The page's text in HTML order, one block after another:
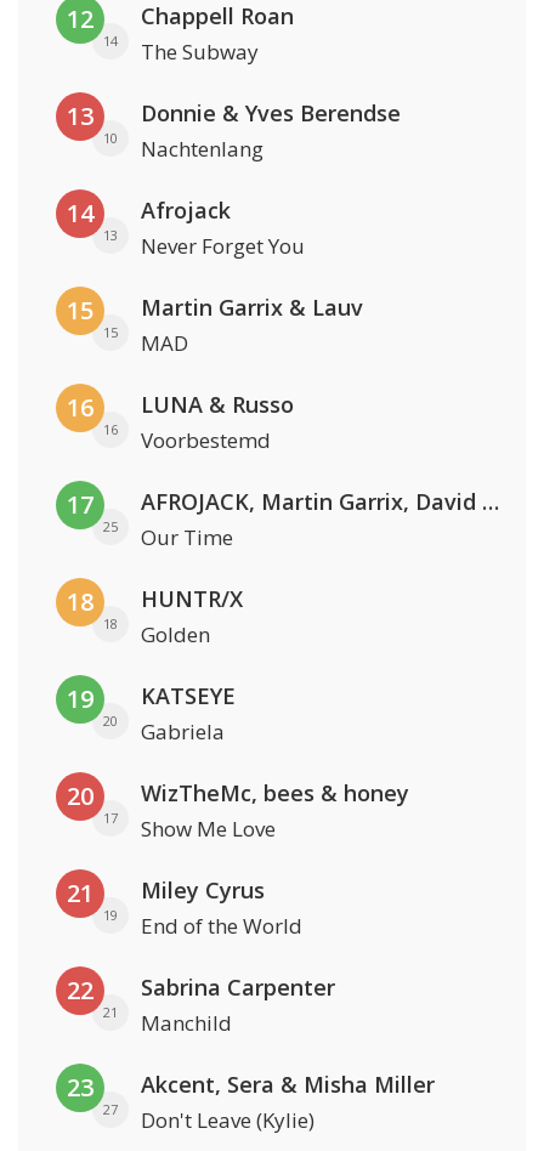
12
14
Chappell Roan
The Subway
13
10
Donnie & Yves Berendse
Nachtenlang
14
13
Afrojack
Never Forget You
15
15
Martin Garrix & Lauv
MAD
16
16
LUNA & Russo
Voorbestemd
17
25
AFROJACK, Martin Garrix, David Guetta & Amél
Our Time
18
18
HUNTR/X
Golden
19
20
KATSEYE
Gabriela
20
17
WizTheMc, bees & honey
Show Me Love
21
19
Miley Cyrus
End of the World
22
21
Sabrina Carpenter
Manchild
23
27
Akcent, Sera & Misha Miller
Don't Leave (Kylie)